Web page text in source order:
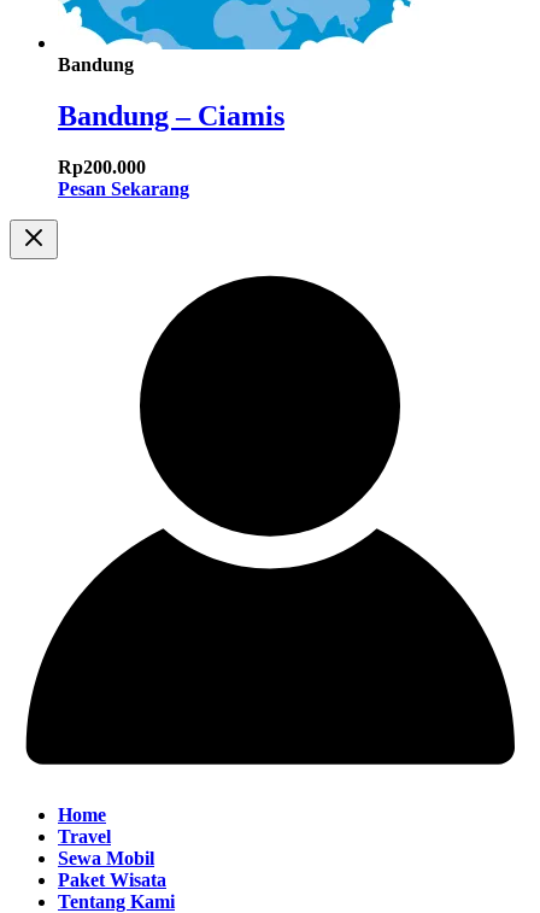
Bandung
Bandung – Ciamis
Rp200.000
Pesan Sekarang
Home
Travel
Sewa Mobil
Paket Wisata
Tentang Kami